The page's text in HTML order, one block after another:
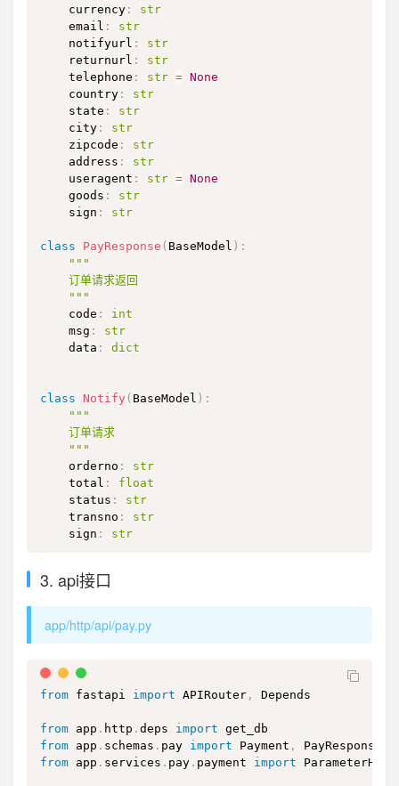
    currency
:
str
    email
:
str
    notifyurl
:
str
    returnurl
:
str
    telephone
: str = None
    country
:
str
    state
:
str
    city
:
str
    zipcode
:
str
    address
:
str
    useragent
: str = None
    goods
:
str
    sign
: str
class PayResponse ( BaseModel ) :
"""
    订单请求返回
    """
    code
:
int
    msg
:
str
    data
: dict
class Notify ( BaseModel ) :
"""
    订单请求
    """
    orderno
:
str
    total
:
float
    status
:
str
    transno
:
str
    sign
: str
3. api接口
app/http/api/pay.py
from fastapi import APIRouter , Depends
from app . http . deps import
from app . schemas . pay import Payment , PayResponse
from app . services . pay . payment import